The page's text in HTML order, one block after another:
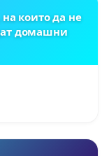
които да не
домашни